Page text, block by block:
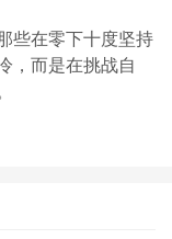
些在零下十度坚持
，而是在挑战自